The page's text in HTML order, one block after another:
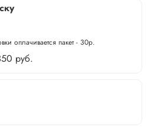
оплачивается пакет - 30р.
руб.